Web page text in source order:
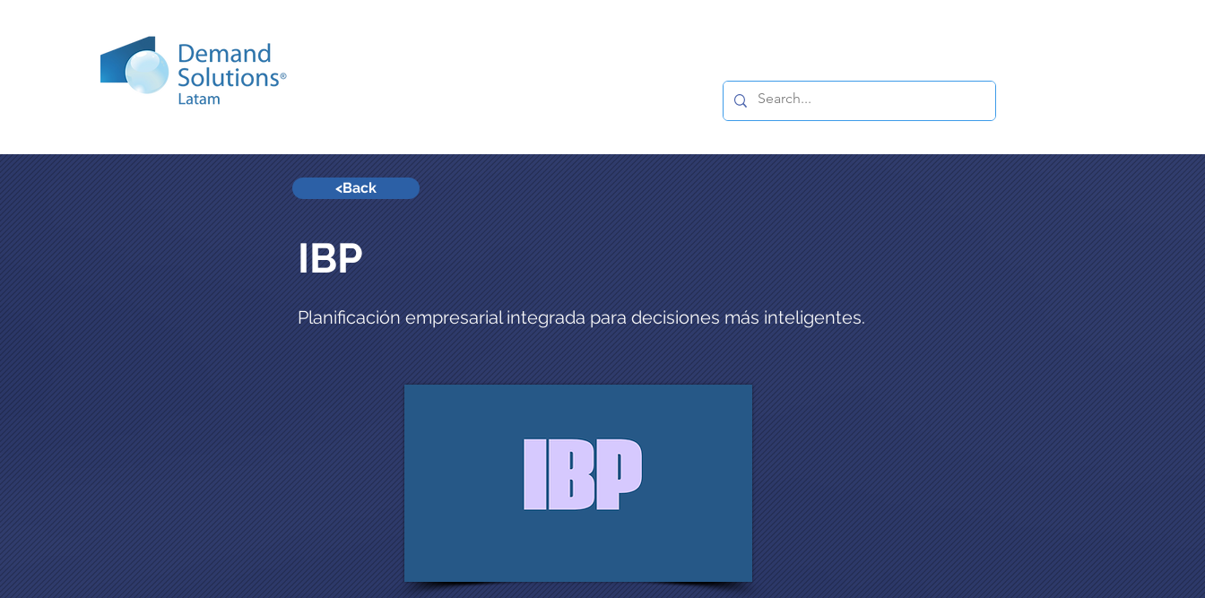
<Back
IBP
Planificación empresarial integrada para decisiones más inteligentes.